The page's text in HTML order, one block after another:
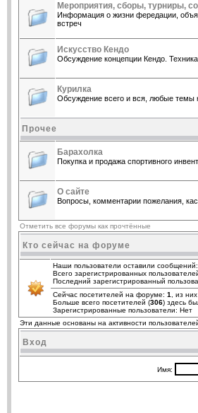
Мероприятия, сборы, турниры,
Информация о жизни фередации,
встреч
Искусство Кендо
Обсуждение концепции Кендо.
Курилка
Обсуждение всего и вся, любые темы
Прочее
Барахолка
Покупка и продажа спортивного
О сайте
Вопросы, комментарии пожелания,
Отметить все форумы как прочтённые
Кто сейчас на форуме
Наши пользователи оставили сообщений:
Всего зарегистрированных
Последний зарегистрированный
Сейчас посетителей на форуме: 1
, из
Больше всего посетителей (306) здесь
Зарегистрированные пользователи: Нет
Эти данные основаны на активности
Вход
Имя: